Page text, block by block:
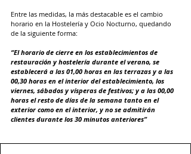
Entre las medidas, la más destacable es el cambio
horario en la Hostelería y Ocio Nocturno, quedando
de la siguiente forma:
“El horario de cierre en los establecimientos de
restauración y hostelería durante el verano, se
establecerá a las 01,00 horas en las terrazas y a las
00,30 horas en el interior del establecimiento, los
viernes, sábados y vísperas de festivos; y a las 00,00
horas el resto de días de la semana tanto en el
exterior como en el interior, y no se admitirán
clientes durante los 30 minutos anteriores”